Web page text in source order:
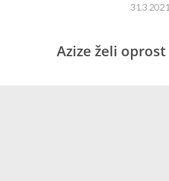
Azize želi oprost